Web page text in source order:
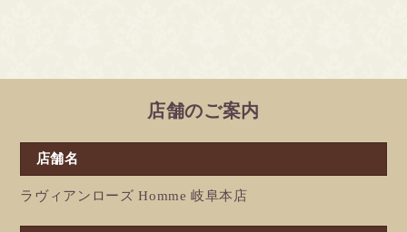
店舗のご案内
店舗名
ラヴィアンローズ Homme 岐阜本店